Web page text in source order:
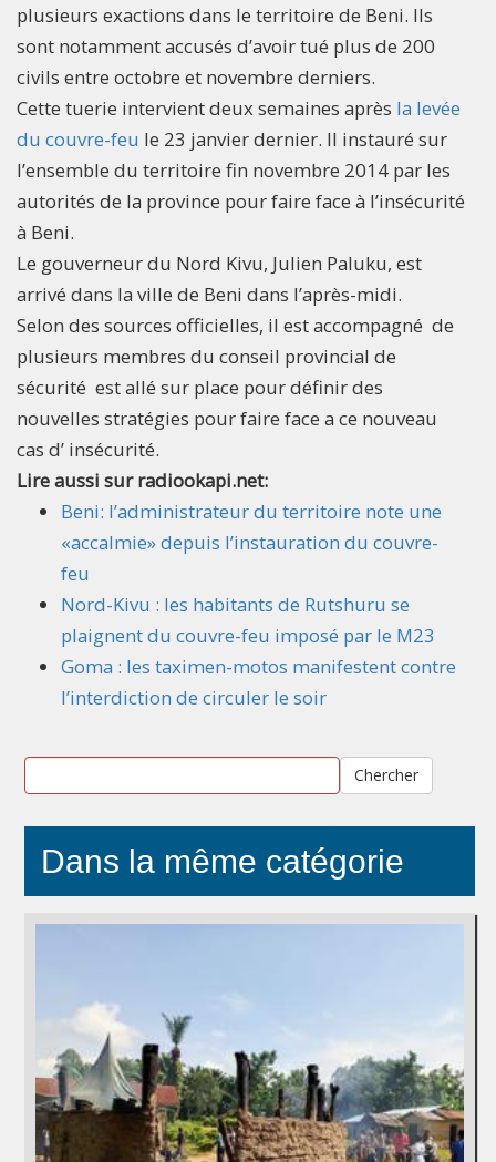
plusieurs exactions dans le territoire de Beni. Ils
sont notamment accusés d’avoir tué plus de 200
civils entre octobre et novembre derniers.
Cette tuerie intervient deux semaines après la levée
du couvre-feu le 23 janvier dernier. Il instauré sur
l’ensemble du territoire fin novembre 2014 par les
autorités de la province pour faire face à l’insécurité
à Beni.
Le gouverneur du Nord Kivu, Julien Paluku, est
arrivé dans la ville de Beni dans l’après-midi.
Selon des sources officielles, il est accompagné de
plusieurs membres du conseil provincial de
sécurité est allé sur place pour définir des
nouvelles stratégies pour faire face a ce nouveau
cas d’ insécurité.
Lire aussi sur radiookapi.net:
Beni: l’administrateur du territoire note une
«accalmie» depuis l’instauration du couvre-
feu
Nord-Kivu : les habitants de Rutshuru se
plaignent du couvre-feu imposé par le M23
Goma : les taximen-motos manifestent contre
l’interdiction de circuler le soir
Chercher
Dans la même catégorie